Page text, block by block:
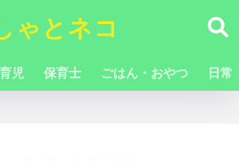
ゃとネコ
育児 保育士 ごはん・おやつ 日常